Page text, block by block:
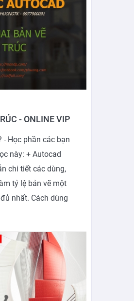
- ONLINE VIP
- Học phần các bạn
này: + Autocad
chi tiết các dùng,
tỷ lệ bản vẽ một
nhất. Cách dùng